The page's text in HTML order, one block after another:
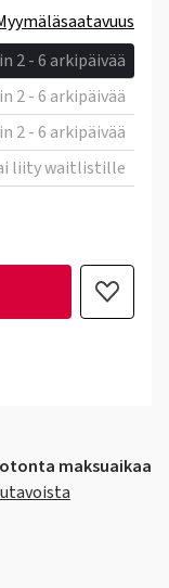
2 - 6 arkipäivää
2 - 6 arkipäivää
2 - 6 arkipäivää
liity waitlistille
maksuaikaa